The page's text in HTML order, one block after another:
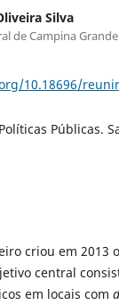
Silva
de Campina Grande
10.18696/
Políticas Públicas.
criou em 2013
central
em locais com